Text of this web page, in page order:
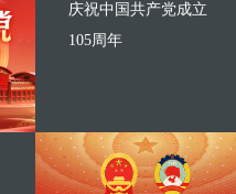
庆祝中国共产党成立
105周年